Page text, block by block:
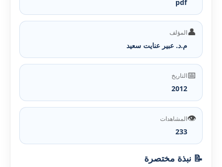
pdf
👤المؤلف
م.د. عبير عنايت سعيد
📅التاريخ
2012
👁️المشاهدات
233
📝 نبذة مختصرة